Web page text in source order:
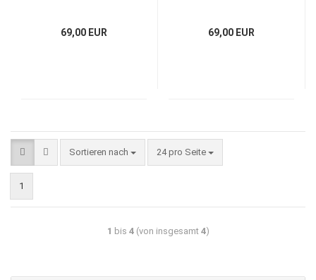
69,00 EUR 69,00 EUR
Sortieren nach 24 pro Seite
1
1 bis 4(von insgesamt 4)